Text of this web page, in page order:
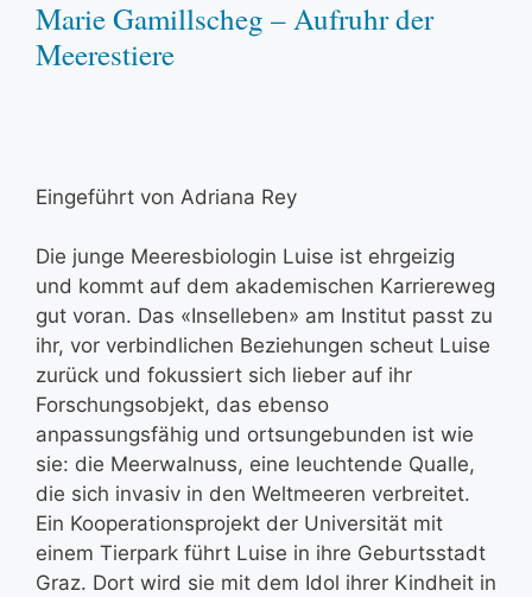
Marie Gamillscheg – Aufruhr der
Meerestiere
Eingeführt von Adriana Rey
Die junge Meeresbiologin Luise ist ehrgeizig
und kommt auf dem akademischen Karriereweg
gut voran. Das «Inselleben» am Institut passt zu
ihr, vor verbindlichen Beziehungen scheut Luise
zurück und fokussiert sich lieber auf ihr
Forschungsobjekt, das ebenso
anpassungsfähig und ortsungebunden ist wie
sie: die Meerwalnuss, eine leuchtende Qualle,
die sich invasiv in den Weltmeeren verbreitet.
Ein Kooperationsprojekt der Universität mit
einem Tierpark führt Luise in ihre Geburtsstadt
Graz. Dort wird sie mit dem Idol ihrer Kindheit in